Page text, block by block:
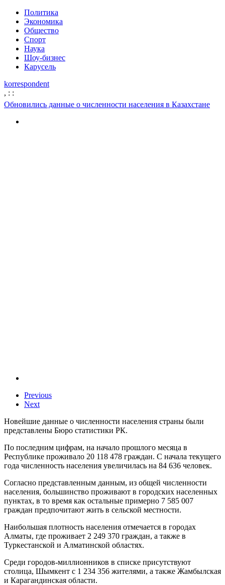
Политика
Экономика
Общество
Спорт
Наука
Шоу-бизнес
Карусель
korrespondent
, : :
Обновились данные о численности населения в Казахстане
Previous
Next
Новейшие данные о численности населения страны были
представлены Бюро статистики РК.
По последним цифрам, на начало прошлого месяца в
Республике проживало 20 118 478 граждан. С начала текущего
года численность населения увеличилась на 84 636 человек.
Согласно представленным данным, из общей численности
населения, большинство проживают в городских населенных
пунктах, в то время как остальные примерно 7 585 007
граждан предпочитают жить в сельской местности.
Наибольшая плотность населения отмечается в городах
Алматы, где проживает 2 249 370 граждан, а также в
Туркестанской и Алматинской областях.
Среди городов-миллионников в списке присутствуют
столица, Шымкент с 1 234 356 жителями, а также Жамбылская
и Карагандинская области.